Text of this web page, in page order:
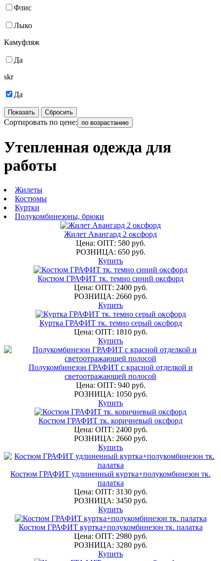
Флис
Лыко
Камуфляж
Да
skr
Да
Показать Сбросить
Сортировать по цене: по возрастанию
Утепленная одежда для
работы
Жилеты
Костюмы
Куртки
Полукомбинезоны, брюки
Жилет Авангард 2 оксфорд
Цена: ОПТ: 580 руб.
РОЗНИЦА: 650 руб.
Купить
Костюм ГРАФИТ тк. темно синий оксфорд
Цена: ОПТ: 2400 руб.
РОЗНИЦА: 2660 руб.
Купить
Куртка ГРАФИТ тк. темно серый оксфорд
Цена: ОПТ: 1810 руб.
Купить
Полукомбинезон ГРАФИТ с красной отделкой и
светоотражающей полосой
Цена: ОПТ: 940 руб.
РОЗНИЦА: 1050 руб.
Купить
Костюм ГРАФИТ тк. коричневый оксфорд
Цена: ОПТ: 2400 руб.
РОЗНИЦА: 2660 руб.
Купить
Костюм ГРАФИТ удлиненный куртка+полукомбинезон тк.
палатка
Цена: ОПТ: 3130 руб.
РОЗНИЦА: 3450 руб.
Купить
Костюм ГРАФИТ куртка+полукомбинезон тк. палатка
Цена: ОПТ: 2980 руб.
РОЗНИЦА: 3280 руб.
Купить